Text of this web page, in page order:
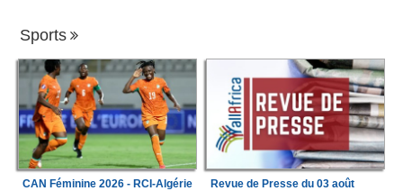
Sports
CAN Féminine 2026 - RCI-Algérie
Revue de Presse du 03 août